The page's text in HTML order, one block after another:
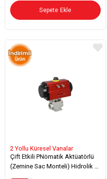
Sepete Ekle
2 Yollu Küresel Vanalar
Çift Etkili PNömatik Aktüatörlü
(Zemine Sac Monteli) Hidrolik 2